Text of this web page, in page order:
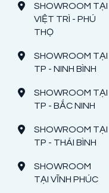
SHOWROOM TẠI
VIỆT TRÌ - PHÚ
THỌ
SHOWROOM TẠI
TP - NINH BÌNH
SHOWROOM TẠI
TP - BẮC NINH
SHOWROOM TẠI
TP - THÁI BÌNH
SHOWROOM
TẠI VĨNH PHÚC